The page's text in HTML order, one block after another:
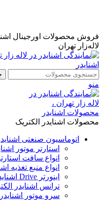
فروش محصولات اورجینال
لاله‌زار تهران
منو
محصولات اشنایدر الکتریک
اتوماسیون صنعتی
استارتر موتور
انواع سافت
انواع منبع تغذیه
اینورتر Drive اشنایدر
ترانس اشنایدر
سرو موتور اشنایدر